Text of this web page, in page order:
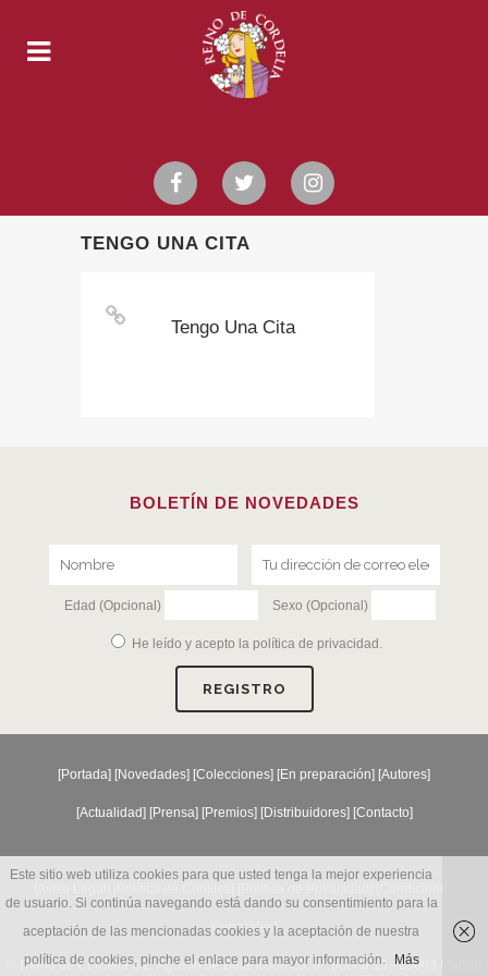
TENGO UNA CITA
Tengo Una Cita
BOLETÍN DE NOVEDADES
Edad (Opcional) Sexo (Opcional)
He leído y acepto la política de privacidad .
[Portada] [Novedades] [Colecciones] [En preparación] [Autores]
[Actualidad] [Prensa] [Premios] [Distribuidores] [Contacto]
Generales ]
© Reino de Cordelia S.L. Agustín de Betancourt 25, 6º, puerta 13 - 28003 Madrid
Este sitio web utiliza cookies para que usted tenga la mejor experiencia
de usuario. Si continúa navegando está dando su consentimiento para la
aceptación de las mencionadas cookies y la aceptación de nuestra
política de cookies, pinche el enlace para mayor información.
Más